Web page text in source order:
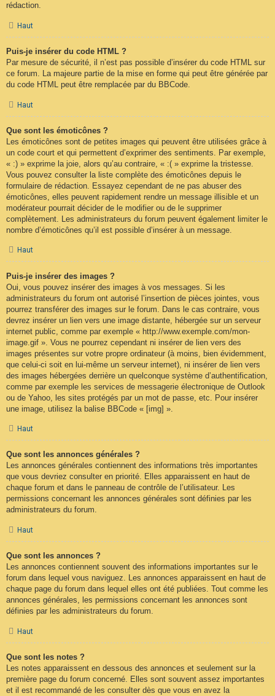
rédaction.
Haut
Puis-je insérer du code HTML ?
Par mesure de sécurité, il n’est pas possible d’insérer du code HTML sur
ce forum. La majeure partie de la mise en forme qui peut être générée par
du code HTML peut être remplacée par du BBCode.
Haut
Que sont les émoticônes ?
Les émoticônes sont de petites images qui peuvent être utilisées grâce à
un code court et qui permettent d’exprimer des sentiments. Par exemple,
« :) » exprime la joie, alors qu’au contraire, « :( » exprime la tristesse.
Vous pouvez consulter la liste complète des émoticônes depuis le
formulaire de rédaction. Essayez cependant de ne pas abuser des
émoticônes, elles peuvent rapidement rendre un message illisible et un
modérateur pourrait décider de le modifier ou de le supprimer
complètement. Les administrateurs du forum peuvent également limiter le
nombre d’émoticônes qu’il est possible d’insérer à un message.
Haut
Puis-je insérer des images ?
Oui, vous pouvez insérer des images à vos messages. Si les
administrateurs du forum ont autorisé l’insertion de pièces jointes, vous
pourrez transférer des images sur le forum. Dans le cas contraire, vous
devrez insérer un lien vers une image distante, hébergée sur un serveur
internet public, comme par exemple « http://www.exemple.com/mon-
image.gif ». Vous ne pourrez cependant ni insérer de lien vers des
images présentes sur votre propre ordinateur (à moins, bien évidemment,
que celui-ci soit en lui-même un serveur internet), ni insérer de lien vers
des images hébergées derrière un quelconque système d’authentification,
comme par exemple les services de messagerie électronique de Outlook
ou de Yahoo, les sites protégés par un mot de passe, etc. Pour insérer
une image, utilisez la balise BBCode « [img] ».
Haut
Que sont les annonces générales ?
Les annonces générales contiennent des informations très importantes
que vous devriez consulter en priorité. Elles apparaissent en haut de
chaque forum et dans le panneau de contrôle de l’utilisateur. Les
permissions concernant les annonces générales sont définies par les
administrateurs du forum.
Haut
Que sont les annonces ?
Les annonces contiennent souvent des informations importantes sur le
forum dans lequel vous naviguez. Les annonces apparaissent en haut de
chaque page du forum dans lequel elles ont été publiées. Tout comme les
annonces générales, les permissions concernant les annonces sont
définies par les administrateurs du forum.
Haut
Que sont les notes ?
Les notes apparaissent en dessous des annonces et seulement sur la
première page du forum concerné. Elles sont souvent assez importantes
et il est recommandé de les consulter dès que vous en avez la